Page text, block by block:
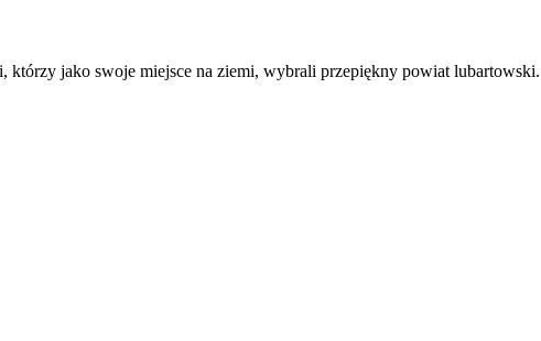
którzy jako swoje miejsce na ziemi, wybrali przepiękny powiat lubartowski.